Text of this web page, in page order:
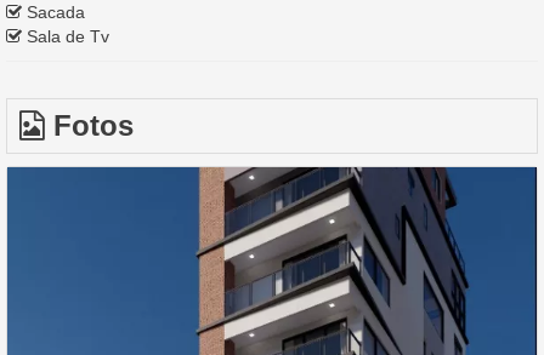
Sacada
Sala de Tv
Fotos